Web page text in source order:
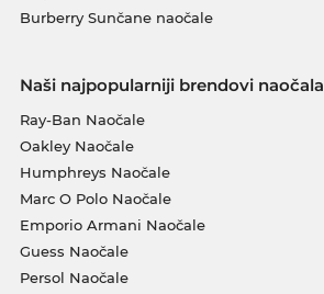
Burberry Sunčane naočale
Naši najpopularniji brendovi naočala
Ray-Ban Naočale
Oakley Naočale
Humphreys Naočale
Marc O Polo Naočale
Emporio Armani Naočale
Guess Naočale
Persol Naočale